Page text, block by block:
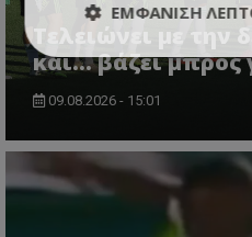
Τελειώνει με την
και... βάζει μπρος
09.08.2026 - 15:01
ΕΜΦΆΝΙΣΗ